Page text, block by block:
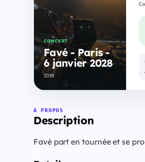
CONCERT
Favé - Paris -
6 janvier 2028
2028
À PROPOS
Description
Favé part en tournée et se